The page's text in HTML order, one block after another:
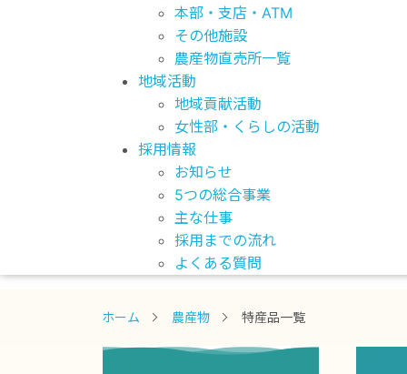
本部・支店・ATM
その他施設
農産物直売所一覧
地域活動
地域貢献活動
女性部・くらしの活動
採用情報
お知らせ
5つの総合事業
主な仕事
採用までの流れ
よくある質問
ホーム 農産物 特産品一覧